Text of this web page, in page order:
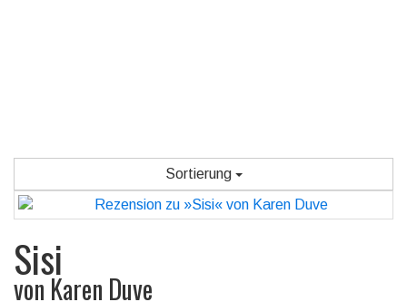
Sortierung
Sisi
von Karen Duve